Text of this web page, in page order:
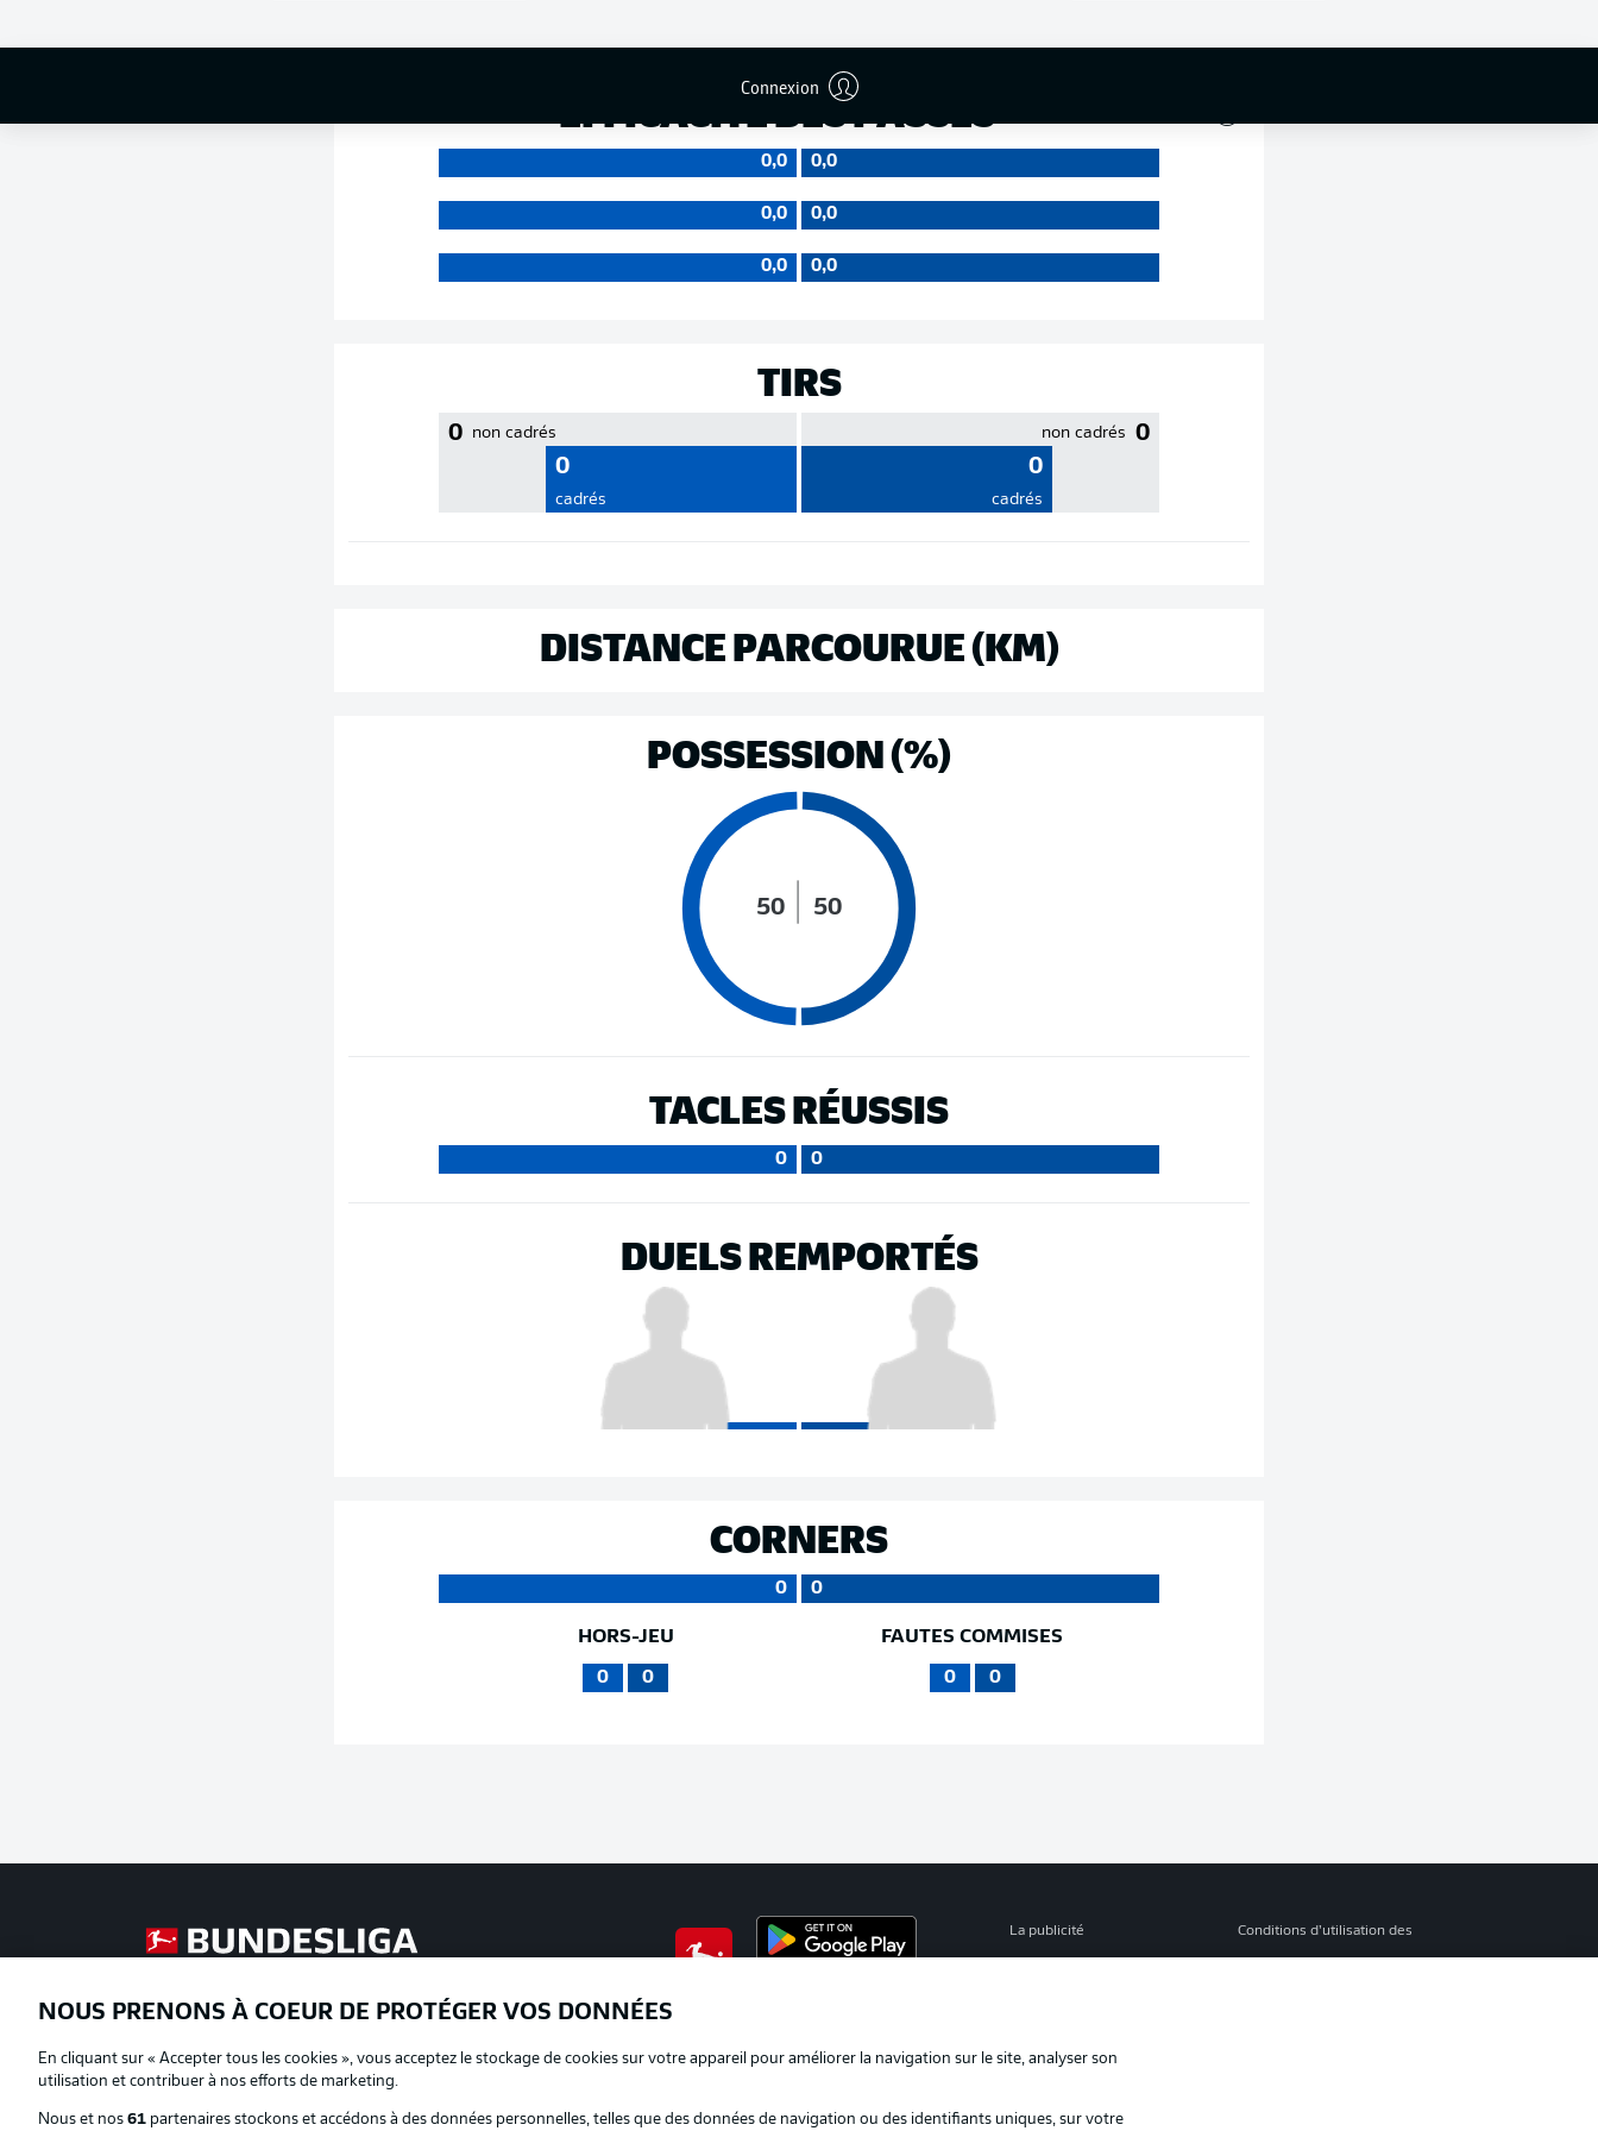
Connexion
EFFICACITÉ DES PASSES
0,0 0,0
0,0 0,0
0,0 0,0
TIRS
0 non cadrés
0
cadrés
0
non cadrés
0
cadrés
DISTANCE PARCOURUE (KM)
POSSESSION (%)
50 50
TACLES RÉUSSIS
0 0
DUELS REMPORTÉS
CORNERS
0 0
HORS-JEU
0 0
FAUTES COMMISES
0 0
La publicité Conditions d’utilisation des
Impression
NOUS PRENONS À COEUR DE PROTÉGER VOS DONNÉES
En cliquant sur « Accepter tous les cookies », vous acceptez le stockage de cookies sur votre appareil pour améliorer la navigation sur le site, analyser son
utilisation et contribuer à nos efforts de marketing.
Nous et nos 61 partenaires stockons et accédons à des données personnelles, telles que des données de navigation ou des identifiants uniques, sur votre